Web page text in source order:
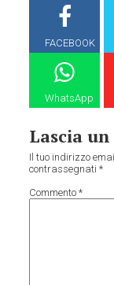
FACEBOOK
WhatsApp
Lascia
Il tuo indirizzo
contrassegnati*
Commento*